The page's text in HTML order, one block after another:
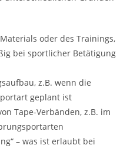
oder des Trainings,
bei sportlicher Betätigung
z.B. wenn die
geplant ist
Tape-Verbänden, z.B. im
– was ist erlaubt bei